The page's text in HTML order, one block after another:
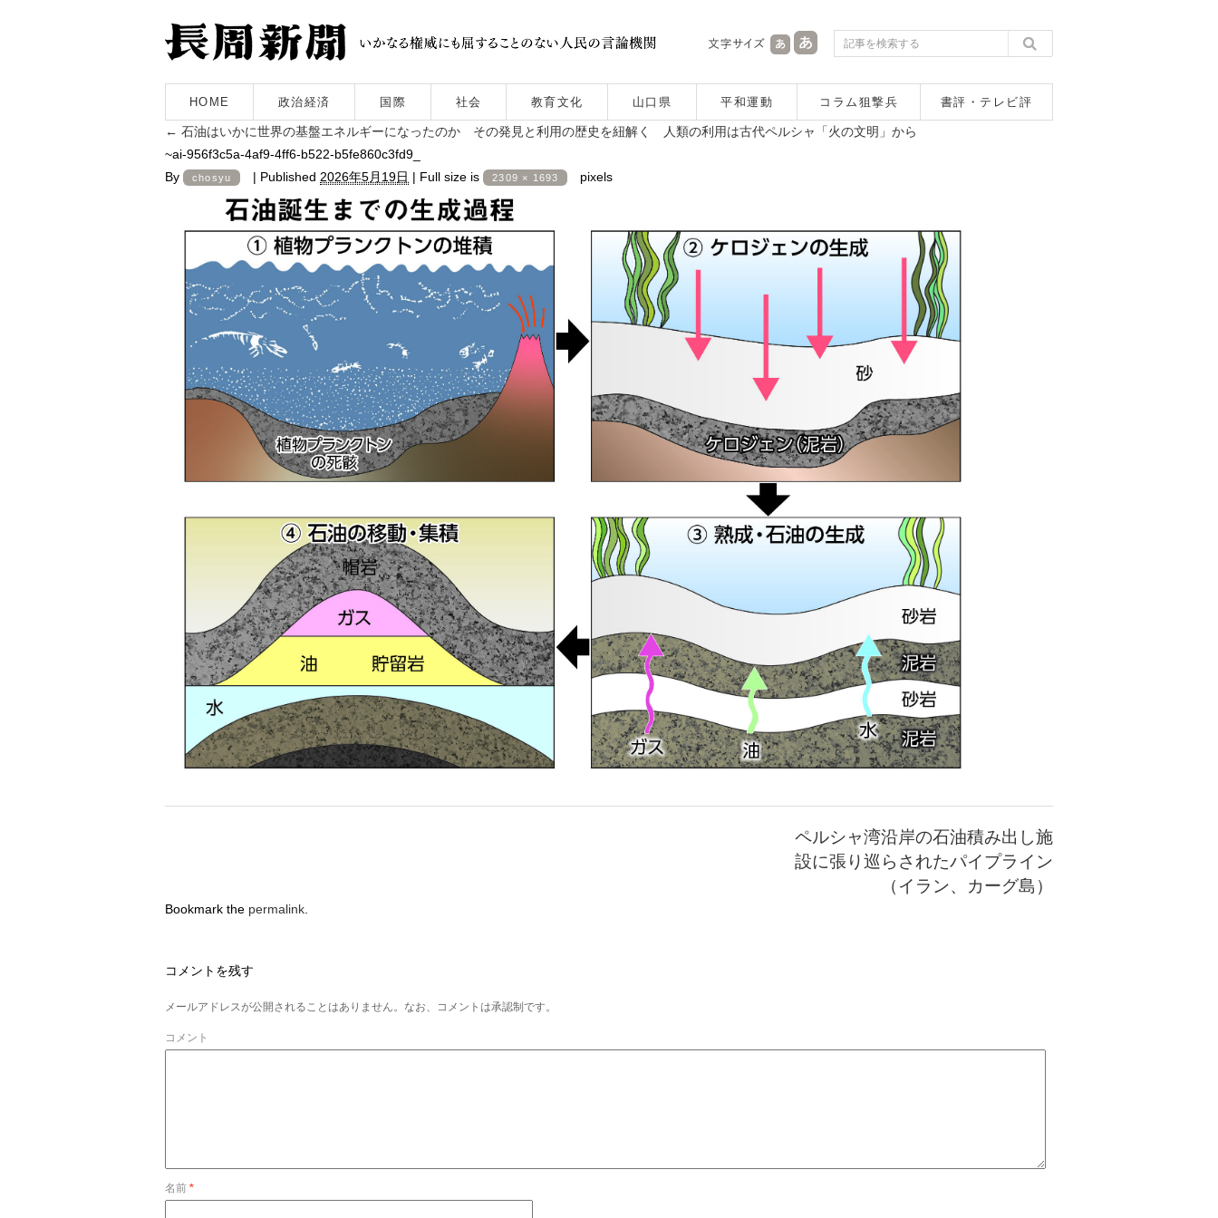
HOME 政治経済 国際 社会 教育文化 山口県 平和運動 コラム狙撃兵 書評・テレビ評
← 石油はいかに世界の基盤エネルギーになったのか その発見と利用の歴史を紐解く 人類の利用は古代ペルシャ「火の文明」から
~ai-956f3c5a-4af9-4ff6-b522-b5fe860c3fd9_
By
chosyu | Published 2026年5月19日 | Full size is 2309 × 1693 pixels
ペルシャ湾沿岸の石油積み出し施
設に張り巡らされたパイプライン
（イラン、カーグ島）
Bookmark the permalink
コメントを残す
メールアドレスが公開されることはありません。なお、コメントは承認制です。
コメント
名前 *